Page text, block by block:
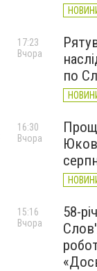
по
17:23
Вчора
16:30
Вчора
58-
15:16
Вчора